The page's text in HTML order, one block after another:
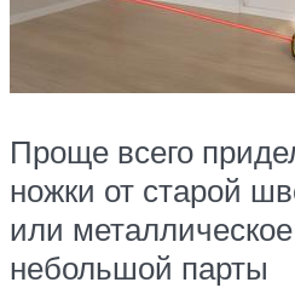
Проще всего
ножки от старой
или
небольшой парты